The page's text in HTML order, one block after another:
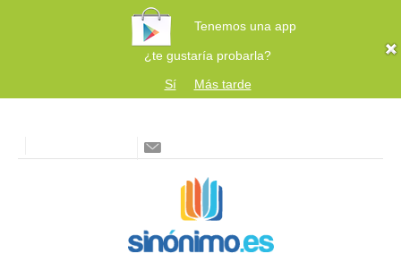
Tenemos una app
¿te gustaría probarla?
Sí
Más tarde